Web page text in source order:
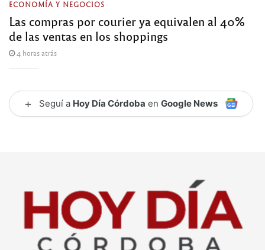
ECONOMÍA Y NEGOCIOS
Las compras por courier ya equivalen al 40%
de las ventas en los shoppings
4 horas atrás
+ Seguí a Hoy Día Córdoba en Google News